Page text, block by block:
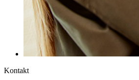
Kontakt